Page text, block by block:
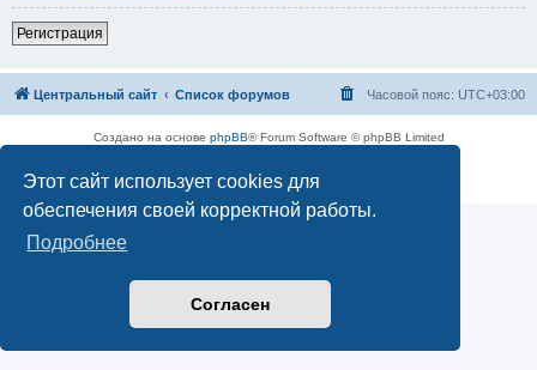
Этот сайт использует cookies для
обеспечения своей корректной работы.
Подробнее
Согласен
Регистрация
Центральный сайт Список форумов Часовой пояс: UTC+03:00
Создано на основе phpBB® Forum Software © phpBB Limited
Конфиденциальность|Правила